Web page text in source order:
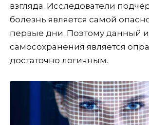
взгляда. Исследователи
болезнь является самой
первые дни. Поэтому данный
самосохранения является
достаточно логичным.